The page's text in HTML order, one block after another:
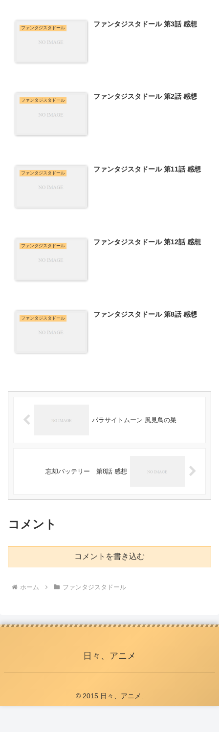
ファンタジスタドール ファンタジスタドール 第3話 感想
ファンタジスタドール ファンタジスタドール 第2話 感想
ファンタジスタドール ファンタジスタドール 第11話 感想
ファンタジスタドール ファンタジスタドール 第12話 感想
ファンタジスタドール ファンタジスタドール 第8話 感想
パラサイトムーン 風見鳥の巣
忘却バッテリー 第8話 感想
コメント
コメントを書き込む
ホーム ファンタジスタドール
日々、アニメ
© 2015 日々、アニメ.